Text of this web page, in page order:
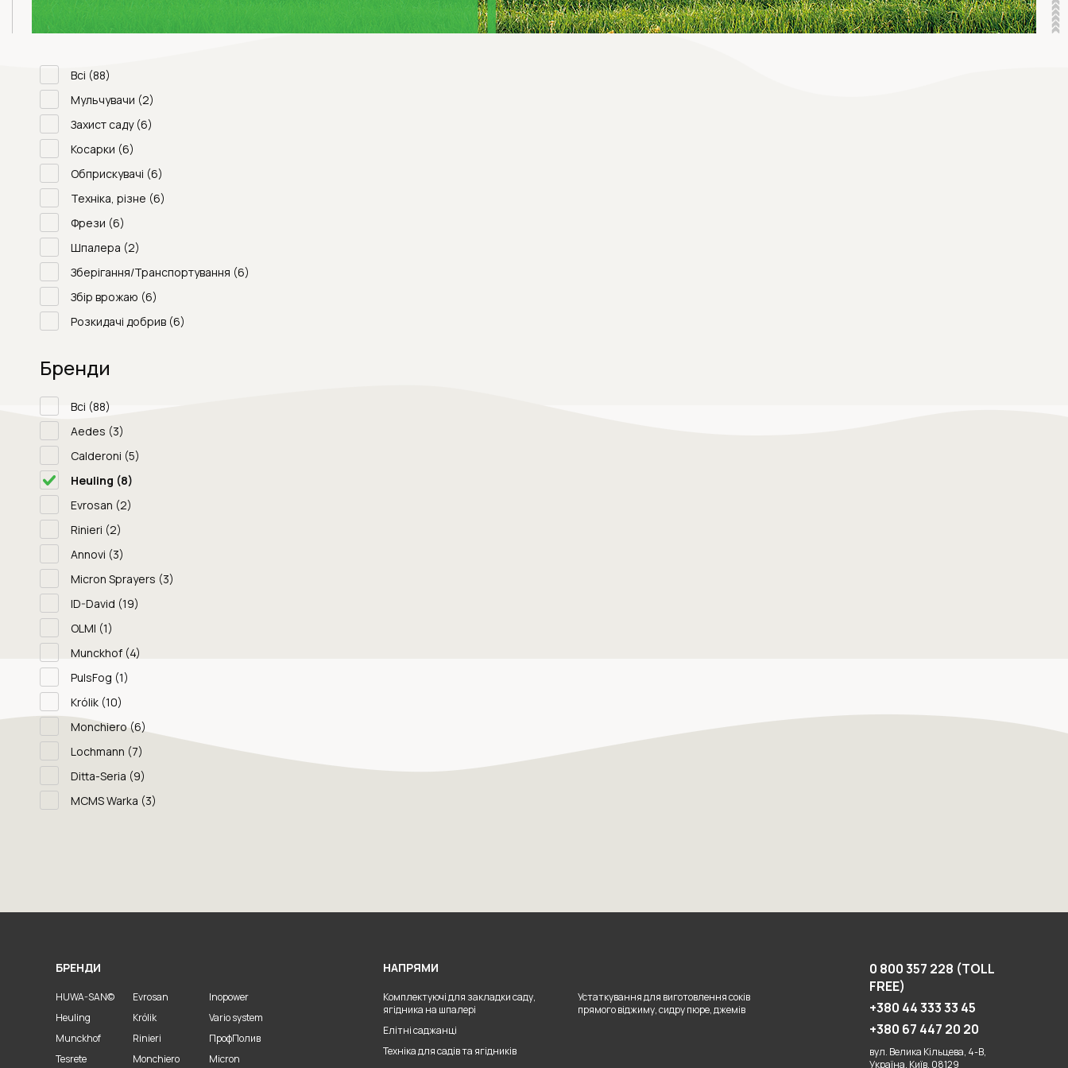
Всі (88)
Мульчувачи (2)
Захист саду (6)
Косарки (6)
Обприскувачі (6)
Техніка, різне (6)
Фрези (6)
Шпалера (2)
Зберігання/Транспортування (6)
Збір врожаю (6)
Розкидачі добрив (6)
Бренди
Всі (88)
Aedes (3)
Calderoni (5)
Heuling (8)
Evrosan (2)
Rinieri (2)
Annovi (3)
Micron Sprayers (3)
ID-David (19)
OLMI (1)
Munckhof (4)
PulsFog (1)
Królik (10)
Monchiero(6)
Lochmann (7)
Ditta-Seria (9)
MCMS Warka (3)
БРЕНДИ
HUWA-SAN©
Heuling
Munckhof
Tesrete
Evrosan
Królik
Rinieri
Monchiero
Inopower
Vario system
ПрофПолив
Micron
НАПРЯМИ
Комплектуючі для закладки саду,
ягідника на шпалері
Елітні саджанці
Техніка для садів та ягідників
Устаткування для виготовлення соків
прямого віджиму, сидру пюре, джемів
0 800 357 228 (TOLL
FREE)
+380 44 333 33 45
+380 67 447 20 20
вул. Велика Кільцева, 4-В,
Україна, Київ, 08129